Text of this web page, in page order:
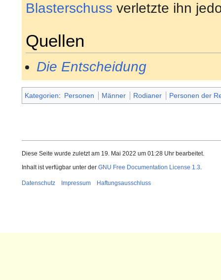
Blasterschuss verletzte ihn
Quellen
Die Entscheidung
Kategorien: Personen Männer Rodianer Personen der
Diese Seite wurde zuletzt am 19. Mai 2022 um 01:28 Uhr bearbeitet.
Inhalt ist verfügbar unter der GNU Free Documentation License 1.3.
Datenschutz Impressum Haftungsausschluss